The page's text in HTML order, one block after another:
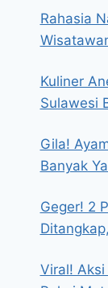
Rahasia
Kuliner
Sulawesi
Gila!
Banyak
Geger! 2
Viral!